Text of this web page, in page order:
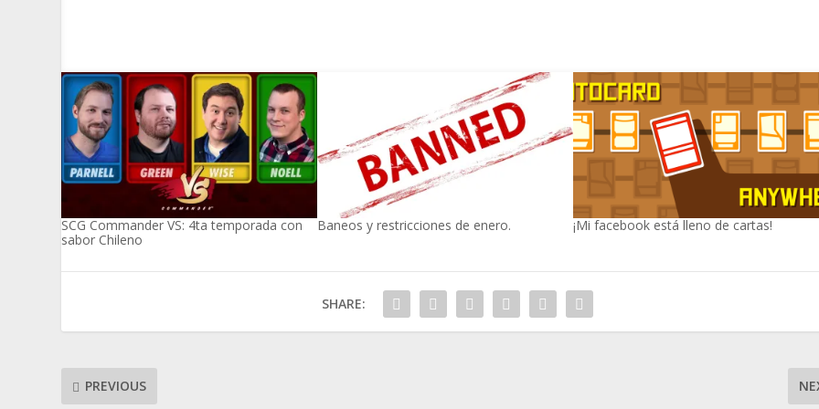
SCG Commander VS: 4ta temporada con
sabor Chileno
Baneos y restricciones de enero. ¡Mi facebook está lleno de cartas!
SHARE:
PREVIOUS